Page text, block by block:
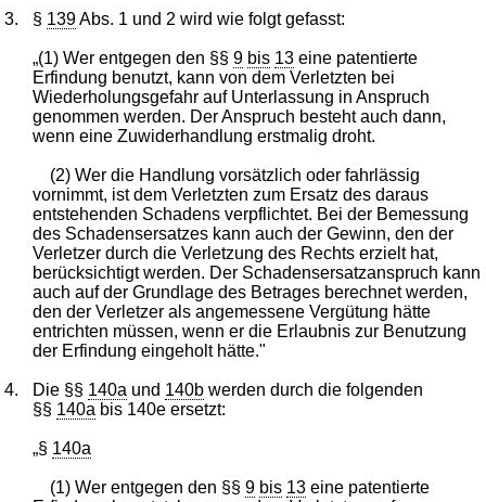
3. § 139Abs. 1 und 2 wird wie folgt gefasst:
„(1) Wer entgegen den §§9 bis 13 eine patentierte
Erfindung benutzt, kann von dem Verletzten bei
Wiederholungsgefahr auf Unterlassung in Anspruch
genommen werden. Der Anspruch besteht auch dann,
wenn eine Zuwiderhandlung erstmalig droht.
(2) Wer die Handlung vorsätzlich oder fahrlässig
vornimmt, ist dem Verletzten zum Ersatz des daraus
entstehenden Schadens verpflichtet. Bei der Bemessung
des Schadensersatzes kann auch der Gewinn, den der
Verletzer durch die Verletzung des Rechts erzielt hat,
berücksichtigt werden. Der Schadensersatzanspruch kann
auch auf der Grundlage des Betrages berechnet werden,
den der Verletzer als angemessene Vergütung hätte
entrichten müssen, wenn er die Erlaubnis zur Benutzung
der Erfindung eingeholt hätte."
4. Die §§ 140a und 140b werden durch die folgenden
§§ 140a bis 140e ersetzt:
„§ 140a
(1) Wer entgegen den §§9 bis 13 eine patentierte